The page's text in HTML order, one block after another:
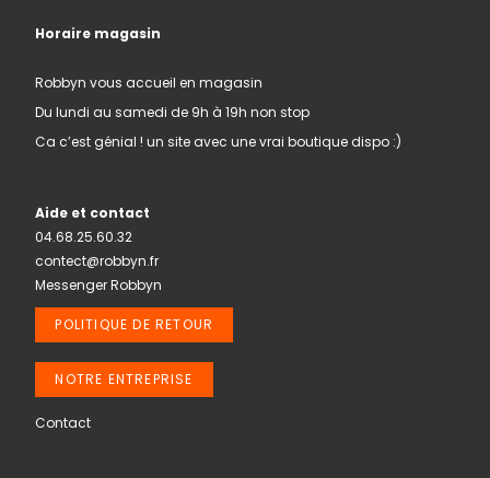
Horaire magasin
Robbyn vous accueil en magasin
Du lundi au samedi de 9h à 19h non stop
Ca c’est génial ! un site avec une vrai boutique dispo :)
Aide et contact
04.68.25.60.32
contect@robbyn.fr
Messenger Robbyn
POLITIQUE DE RETOUR
NOTRE ENTREPRISE
Contact